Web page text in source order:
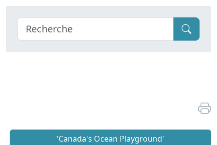
'Canada's Ocean Playground'